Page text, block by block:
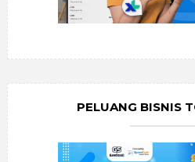
PELUANG BISNIS